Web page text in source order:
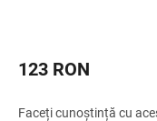
123 RON
Faceți cunoștință cu